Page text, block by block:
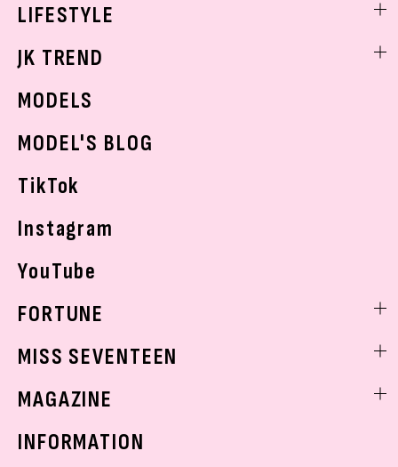
ボディケア
学校ヘアメイク
K-POP
LIFESTYLE
モデルの購入品
JK TREND
MODELS
MODEL'S BLOG
TikTok
Instagram
YouTube
FORTUNE
MISS SEVENTEEN
MAGAZINE
INFORMATION